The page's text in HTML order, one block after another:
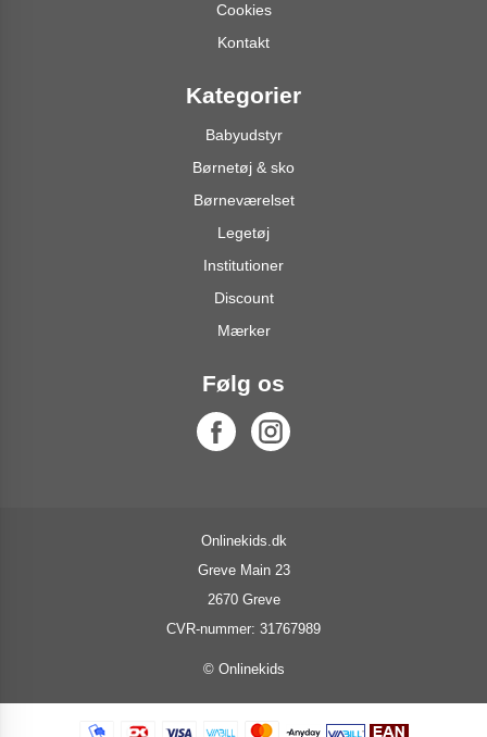
Cookies
Kontakt
Kategorier
Babyudstyr
Børnetøj & sko
Børneværelset
Legetøj
Institutioner
Discount
Mærker
Følg os
Onlinekids.dk
Greve Main 23
2670 Greve
CVR-nummer: 31767989
© Onlinekids